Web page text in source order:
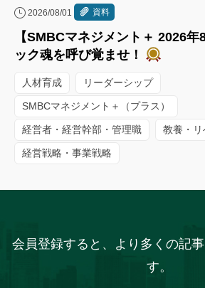
2026/08/01 資料
【SMBCマネジメント＋ 2026
ック魂を呼び覚ませ！
人材育成 リーダーシップ
SMBCマネジメント＋（プラス）
経営者・経営幹部・管理職 教養・
経営戦略・事業戦略
会員登録すると、より多くの記
す。